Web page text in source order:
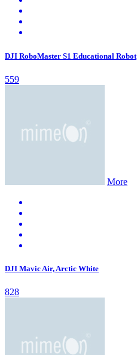
DJI RoboMaster S1 Educational Robot
559
More
DJI Mavic Air, Arctic White
828